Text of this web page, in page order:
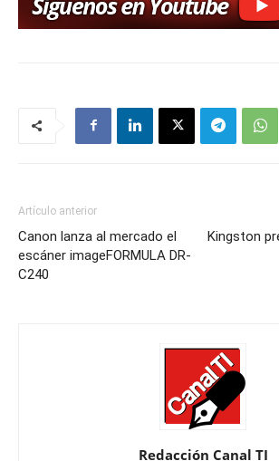
Artículo anterior
Canon lanza al mercado el
escáner imageFORMULA DR-
C240
Kingston
Redacción Canal TI